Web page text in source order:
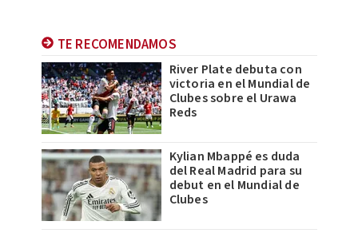
TE RECOMENDAMOS
River Plate debuta con
victoria en el Mundial de
Clubes sobre el Urawa
Reds
Kylian Mbappé es duda
del Real Madrid para su
debut en el Mundial de
Clubes